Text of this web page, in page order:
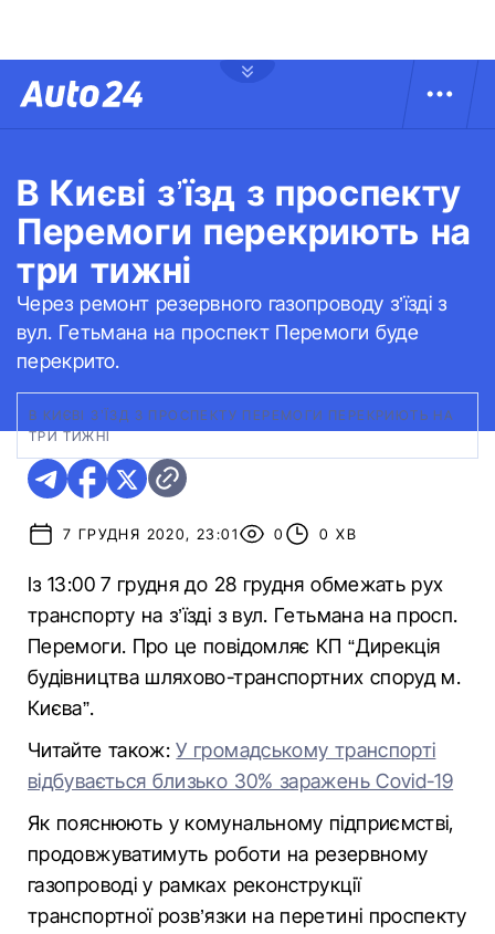
В Києві з’їзд з проспекту
Перемоги перекриють на
три тижні
Через ремонт резервного газопроводу з’їзді з
вул. Гетьмана на проспект Перемоги буде
перекрито.
В КИЄВІ З’ЇЗД З ПРОСПЕКТУ ПЕРЕМОГИ ПЕРЕКРИЮТЬ НА
ТРИ ТИЖНІ
7 ГРУДНЯ 2020, 23:01 0 0 ХВ
Із 13:00 7 грудня до 28 грудня обмежать рух
транспорту на з’їзді з вул. Гетьмана на просп.
Перемоги. Про це повідомляє КП “Дирекція
будівництва шляхово-транспортних споруд м.
Києва”.
Читайте також:У громадському транспорті
відбувається близько 30% заражень Covid-19
Як пояснюють у комунальному підприємстві,
продовжуватимуть роботи на резервному
газопроводі у рамках реконструкції
транспортної розв’язки на перетині проспекту